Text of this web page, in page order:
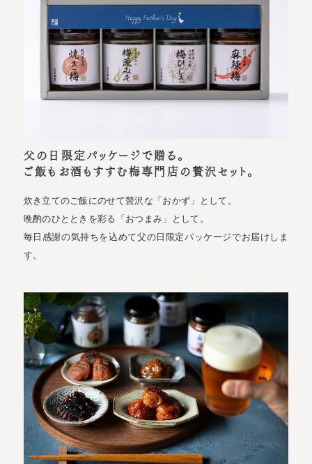
父の日限定パッケージで贈る。
ご飯もお酒もすすむ梅専門店の贅沢セット。
炊き立てのご飯にのせて贅沢な「おかず」として。
晩酌のひとときを彩る「おつまみ」として。
毎日感謝の気持ちを込めて父の日限定パッケージでお届けしま
す。